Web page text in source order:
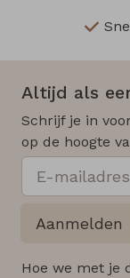
Altijd als
Schrijf je in
op de hoogte
Aanmelden
Hoe we met je